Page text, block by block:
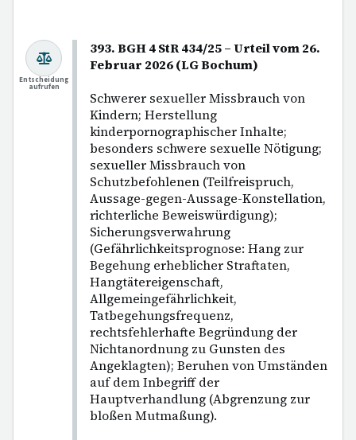
393. BGH 4 StR 434/25 – Urteil vom 26.
Februar 2026 (LG Bochum)
Schwerer sexueller Missbrauch von
Kindern; Herstellung
kinderpornographischer Inhalte;
besonders schwere sexuelle Nötigung;
sexueller Missbrauch von
Schutzbefohlenen (Teilfreispruch,
Aussage-gegen-Aussage-Konstellation,
richterliche Beweiswürdigung);
Sicherungsverwahrung
(Gefährlichkeitsprognose: Hang zur
Begehung erheblicher Straftaten,
Hangtätereigenschaft,
Allgemeingefährlichkeit,
Tatbegehungsfrequenz,
rechtsfehlerhafte Begründung der
Nichtanordnung zu Gunsten des
Angeklagten); Beruhen von Umständen
auf dem Inbegriff der
Hauptverhandlung (Abgrenzung zur
bloßen Mutmaßung).
Entscheidung
aufrufen